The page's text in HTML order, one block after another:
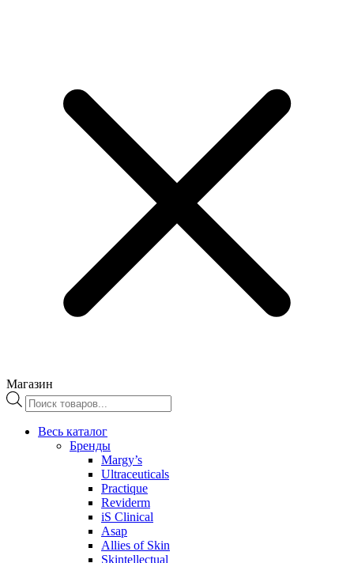
Магазин
Поиск
товаров
Весь каталог
Бренды
Margy’s
Ultraceuticals
Practique
Reviderm
iS Clinical
Asap
Allies of Skin
Skintellectual